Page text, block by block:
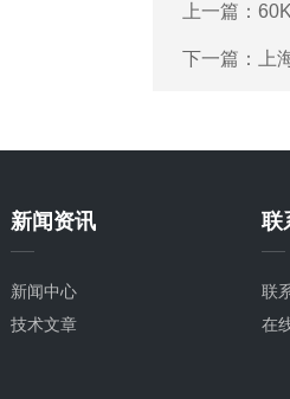
上一篇：
下一篇： 上
新闻资讯
新闻中心
技术文章
联
联
在